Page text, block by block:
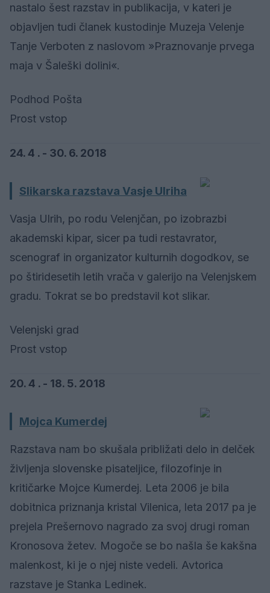
nastalo šest razstav in publikacija, v kateri je
objavljen tudi članek kustodinje Muzeja Velenje
Tanje Verboten z naslovom »Praznovanje prvega
maja v Šaleški dolini«.
Podhod Pošta
Prost vstop
24. 4 . - 30. 6. 2018
Slikarska razstava Vasje Ulriha
Vasja Ulrih, po rodu Velenjčan, po izobrazbi
akademski kipar, sicer pa tudi restavrator,
scenograf in organizator kulturnih dogodkov, se
po štiridesetih letih vrača v galerijo na Velenjskem
gradu. Tokrat se bo predstavil kot slikar.
Velenjski grad
Prost vstop
20. 4 . - 18. 5. 2018
Mojca Kumerdej
Razstava nam bo skušala približati delo in delček
življenja slovenske pisateljice, filozofinje in
kritičarke Mojce Kumerdej. Leta 2006 je bila
dobitnica priznanja kristal Vilenica, leta 2017 pa je
prejela Prešernovo nagrado za svoj drugi roman
Kronosova žetev. Mogoče se bo našla še kakšna
malenkost, ki je o njej niste vedeli. Avtorica
razstave je Stanka Ledinek.